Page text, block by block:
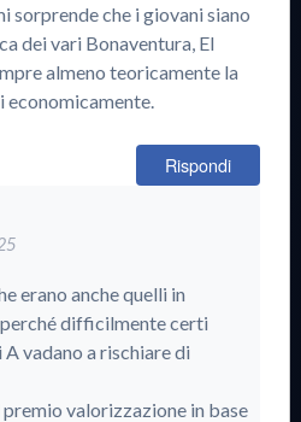
sorprende che i giovani siano
dei vari Bonaventura, El
almeno teoricamente la
Rispondi
erano anche quelli in
difficilmente certi
vadano a rischiare di
valorizzazione in base